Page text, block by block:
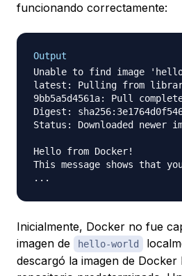
funcionando correctamente:
Output
Unable to find image
latest: Pulling from
9bb5a5d4561a: Pull
Digest:
Status: Downloaded
Hello from Docker!
This message shows that
Inicialmente, Docker no fue
imagen de
hello-world
descargó la imagen de Docker